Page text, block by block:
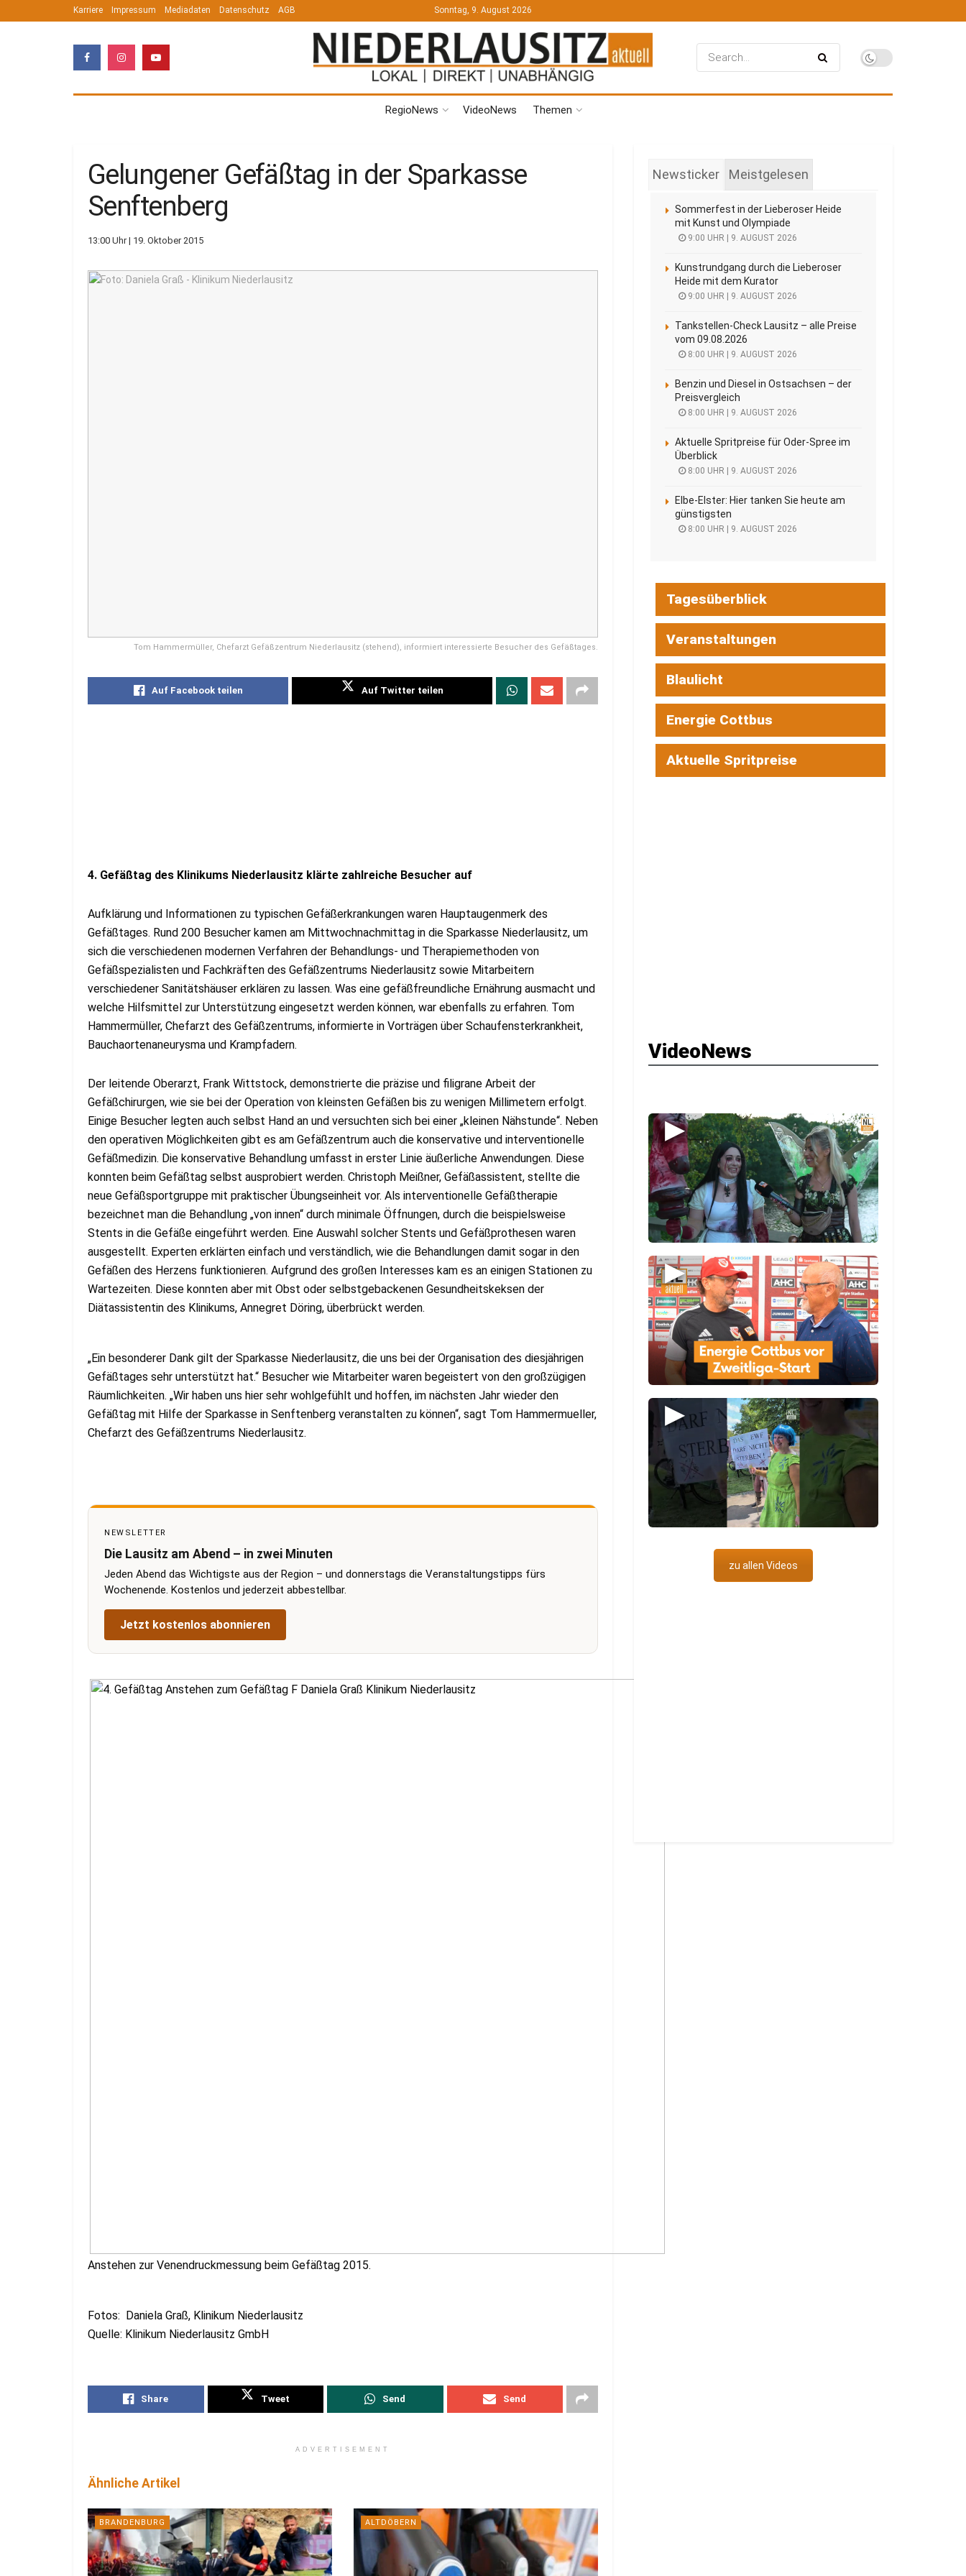
Karriere Impressum Mediadaten Datenschutz AGB Sonntag, 9. August 2026
RegioNews VideoNews Themen
Gelungener Gefäßtag in der Sparkasse
Senftenberg
13:00 Uhr | 19. Oktober 2015
Tom Hammermüller, Chefarzt Gefäßzentrum Niederlausitz (stehend), informiert interessierte Besucher des Gefäßtages.
Auf Facebook teilen Auf Twitter teilen
4. Gefäßtag des Klinikums Niederlausitz klärte zahlreiche Besucher auf
Aufklärung und Informationen zu typischen Gefäßerkrankungen waren Hauptaugenmerk des
Gefäßtages. Rund 200 Besucher kamen am Mittwochnachmittag in die Sparkasse Niederlausitz, um
sich die verschiedenen modernen Verfahren der Behandlungs- und Therapiemethoden von
Gefäßspezialisten und Fachkräften des Gefäßzentrums Niederlausitz sowie Mitarbeitern
verschiedener Sanitätshäuser erklären zu lassen. Was eine gefäßfreundliche Ernährung ausmacht und
welche Hilfsmittel zur Unterstützung eingesetzt werden können, war ebenfalls zu erfahren. Tom
Hammermüller, Chefarzt des Gefäßzentrums, informierte in Vorträgen über Schaufensterkrankheit,
Bauchaortenaneurysma und Krampfadern.
Der leitende Oberarzt, Frank Wittstock, demonstrierte die präzise und filigrane Arbeit der
Gefäßchirurgen, wie sie bei der Operation von kleinsten Gefäßen bis zu wenigen Millimetern erfolgt.
Einige Besucher legten auch selbst Hand an und versuchten sich bei einer „kleinen Nähstunde“. Neben
den operativen Möglichkeiten gibt es am Gefäßzentrum auch die konservative und interventionelle
Gefäßmedizin. Die konservative Behandlung umfasst in erster Linie äußerliche Anwendungen. Diese
konnten beim Gefäßtag selbst ausprobiert werden. Christoph Meißner, Gefäßassistent, stellte die
neue Gefäßsportgruppe mit praktischer Übungseinheit vor. Als interventionelle Gefäßtherapie
bezeichnet man die Behandlung „von innen“ durch minimale Öffnungen, durch die beispielsweise
Stents in die Gefäße eingeführt werden. Eine Auswahl solcher Stents und Gefäßprothesen waren
ausgestellt. Experten erklärten einfach und verständlich, wie die Behandlungen damit sogar in den
Gefäßen des Herzens funktionieren. Aufgrund des großen Interesses kam es an einigen Stationen zu
Wartezeiten. Diese konnten aber mit Obst oder selbstgebackenen Gesundheitskeksen der
Diätassistentin des Klinikums, Annegret Döring, überbrückt werden.
„Ein besonderer Dank gilt der Sparkasse Niederlausitz, die uns bei der Organisation des diesjährigen
Gefäßtages sehr unterstützt hat.“ Besucher wie Mitarbeiter waren begeistert von den großzügigen
Räumlichkeiten. „Wir haben uns hier sehr wohlgefühlt und hoffen, im nächsten Jahr wieder den
Gefäßtag mit Hilfe der Sparkasse in Senftenberg veranstalten zu können“, sagt Tom Hammermueller,
Chefarzt des Gefäßzentrums Niederlausitz.
NEWSLETTER
Die Lausitz am Abend – in zwei Minuten
Jeden Abend das Wichtigste aus der Region – und donnerstags die Veranstaltungstipps fürs
Wochenende. Kostenlos und jederzeit abbestellbar.
Jetzt kostenlos abonnieren
Anstehen zur Venendruckmessung beim Gefäßtag 2015.
Fotos: Daniela Graß, Klinikum Niederlausitz
Quelle: Klinikum Niederlausitz GmbH
Share Tweet Send Send
ADVERTISEMENT
Ähnliche Artikel
BRANDENBURG ALTDÖBERN
Newsticker Meistgelesen
Sommerfest in der Lieberoser Heide
mit Kunst und Olympiade
9:00 UHR | 9. AUGUST 2026
Kunstrundgang durch die Lieberoser
Heide mit dem Kurator
9:00 UHR | 9. AUGUST 2026
Tankstellen-Check Lausitz – alle Preise
vom 09.08.2026
8:00 UHR | 9. AUGUST 2026
Benzin und Diesel in Ostsachsen – der
Preisvergleich
8:00 UHR | 9. AUGUST 2026
Aktuelle Spritpreise für Oder-Spree im
Überblick
8:00 UHR | 9. AUGUST 2026
Elbe-Elster: Hier tanken Sie heute am
günstigsten
8:00 UHR | 9. AUGUST 2026
Tagesüberblick
Veranstaltungen
Blaulicht
Energie Cottbus
Aktuelle Spritpreise
VideoNews
▶
▶
▶
zu allen Videos